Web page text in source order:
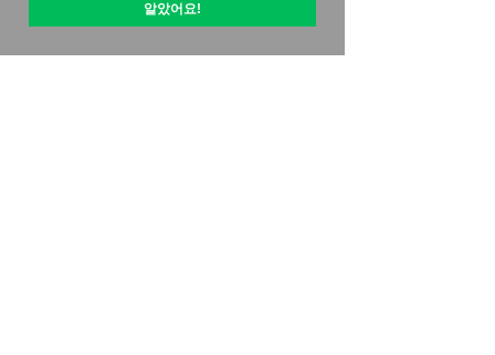
알았어요!